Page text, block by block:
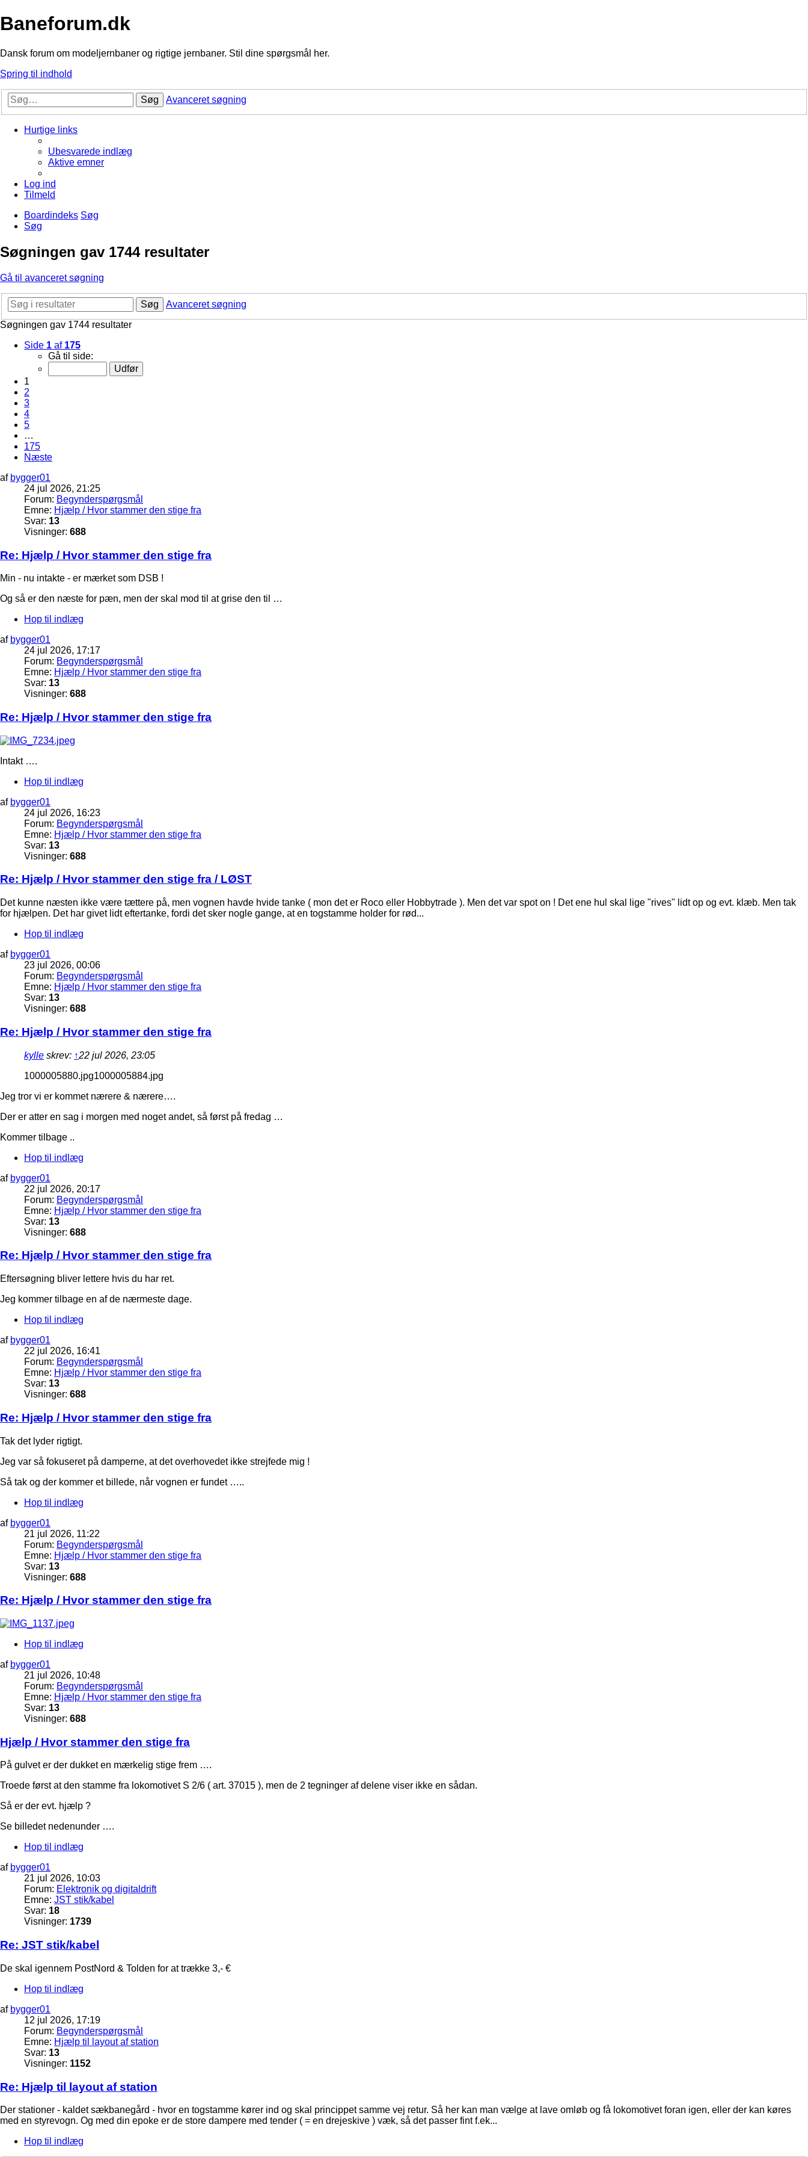
Baneforum.dk
Dansk forum om modeljernbaner og rigtige jernbaner. Stil dine spørgsmål her.
Spring til indhold
Søg Avanceret søgning
Hurtige links
Ubesvarede indlæg
Aktive emner
Log ind
Tilmeld
Boardindeks Søg
Søg
Søgningen gav 1744 resultater
Gå til avanceret søgning
Søg
Avanceret søgning
Søgningen gav 1744 resultater
Side 1 af 175
Gå til side:
1
2
3
4
5
…
175
Næste
af bygger01
24 jul 2026, 21:25
Forum: Begynderspørgsmål
Emne: Hjælp / Hvor stammer den stige fra
Svar: 13
Visninger: 688
Re: Hjælp / Hvor stammer den stige fra
Min - nu intakte - er mærket som DSB !
Og så er den næste for pæn, men der skal mod til at grise den til …
Hop til indlæg
af bygger01
24 jul 2026, 17:17
Forum: Begynderspørgsmål
Emne: Hjælp / Hvor stammer den stige fra
Svar: 13
Visninger: 688
Re: Hjælp / Hvor stammer den stige fra
Intakt ….
Hop til indlæg
af bygger01
24 jul 2026, 16:23
Forum: Begynderspørgsmål
Emne: Hjælp / Hvor stammer den stige fra
Svar: 13
Visninger: 688
Re: Hjælp / Hvor stammer den stige fra / LØST
Det kunne næsten ikke være tættere på, men vognen havde hvide tanke ( mon det er Roco eller Hobbytrade ). Men det var spot on ! Det ene hul skal lige "rives" lidt op og evt. klæb. Men tak
for hjælpen. Det har givet lidt eftertanke, fordi det sker nogle gange, at en togstamme holder for rød...
Hop til indlæg
af bygger01
23 jul 2026, 00:06
Forum: Begynderspørgsmål
Emne: Hjælp / Hvor stammer den stige fra
Svar: 13
Visninger: 688
Re: Hjælp / Hvor stammer den stige fra
kylle skrev: ↑22 jul 2026, 23:05
1000005880.jpg1000005884.jpg
Jeg tror vi er kommet nærere & nærere….
Der er atter en sag i morgen med noget andet, så først på fredag …
Kommer tilbage ..
Hop til indlæg
af bygger01
22 jul 2026, 20:17
Forum: Begynderspørgsmål
Emne: Hjælp / Hvor stammer den stige fra
Svar: 13
Visninger: 688
Re: Hjælp / Hvor stammer den stige fra
Eftersøgning bliver lettere hvis du har ret.
Jeg kommer tilbage en af de nærmeste dage.
Hop til indlæg
af bygger01
22 jul 2026, 16:41
Forum: Begynderspørgsmål
Emne: Hjælp / Hvor stammer den stige fra
Svar: 13
Visninger: 688
Re: Hjælp / Hvor stammer den stige fra
Tak det lyder rigtigt.
Jeg var så fokuseret på damperne, at det overhovedet ikke strejfede mig !
Så tak og der kommer et billede, når vognen er fundet …..
Hop til indlæg
af bygger01
21 jul 2026, 11:22
Forum: Begynderspørgsmål
Emne: Hjælp / Hvor stammer den stige fra
Svar: 13
Visninger: 688
Re: Hjælp / Hvor stammer den stige fra
Hop til indlæg
af bygger01
21 jul 2026, 10:48
Forum: Begynderspørgsmål
Emne: Hjælp / Hvor stammer den stige fra
Svar: 13
Visninger: 688
Hjælp / Hvor stammer den stige fra
På gulvet er der dukket en mærkelig stige frem ….
Troede først at den stamme fra lokomotivet S 2/6 ( art. 37015 ), men de 2 tegninger af delene viser ikke en sådan.
Så er der evt. hjælp ?
Se billedet nedenunder ….
Hop til indlæg
af bygger01
21 jul 2026, 10:03
Forum: Elektronik og digitaldrift
Emne: JST stik/kabel
Svar: 18
Visninger: 1739
Re: JST stik/kabel
De skal igennem PostNord & Tolden for at trække 3,- €
Hop til indlæg
af bygger01
12 jul 2026, 17:19
Forum: Begynderspørgsmål
Emne: Hjælp til layout af station
Svar: 13
Visninger: 1152
Re: Hjælp til layout af station
Der stationer - kaldet sækbanegård - hvor en togstamme kører ind og skal princippet samme vej retur. Så her kan man vælge at lave omløb og få lokomotivet foran igen, eller der kan køres
med en styrevogn. Og med din epoke er de store dampere med tender ( = en drejeskive ) væk, så det passer fint f.ek...
Hop til indlæg